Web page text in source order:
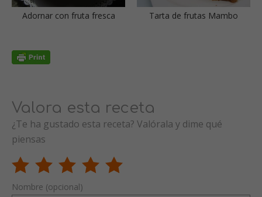
Adornar con fruta fresca Tarta de frutas Mambo
Valora esta receta
¿Te ha gustado esta receta? Valórala y dime qué
piensas
Nombre (opcional)